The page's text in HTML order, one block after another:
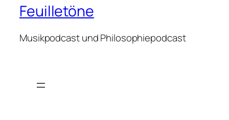
Feuilletöne
Musikpodcast und Philosophiepodcast